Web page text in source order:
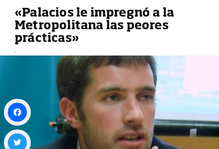
«Palacios le impregnó a la
Metropolitana las peores
prácticas»
Facebook